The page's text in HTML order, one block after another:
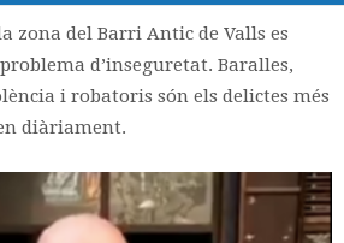
zona del Barri Antic de Valls es
d’inseguretat. Baralles,
i robatoris són els delictes més
diàriament.